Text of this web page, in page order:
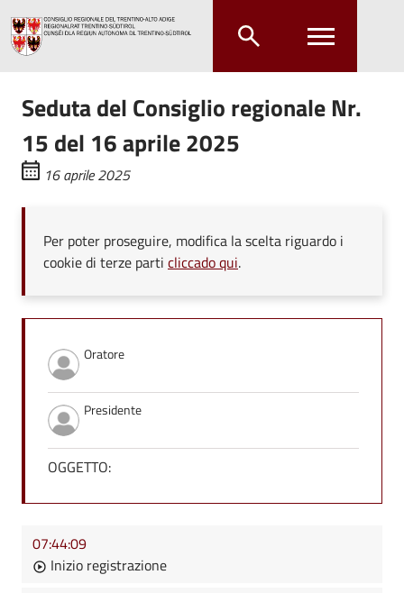
Seduta del Consiglio regionale Nr.
15 del 16 aprile 2025
16 aprile 2025
Per poter proseguire, modifica la scelta riguardo i
cookie di terze parti cliccado qui.
Oratore
Presidente
OGGETTO:
07:44:09
Inizio registrazione